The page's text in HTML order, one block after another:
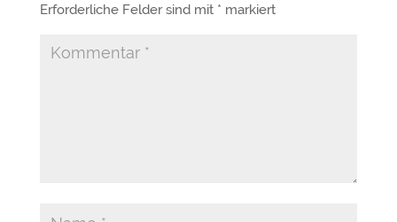
Erforderliche Felder sind mit * markiert